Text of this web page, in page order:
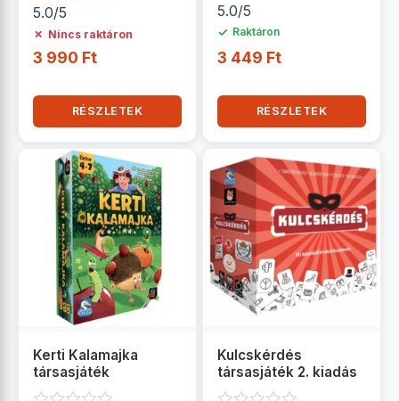
5.0/5
✗ Nincs raktáron
3 990 Ft
RÉSZLETEK
5.0/5
✓ Raktáron
3 449 Ft
RÉSZLETEK
Kerti Kalamajka
társasjáték
Kulcskérdés
társasjáték 2. kiadás